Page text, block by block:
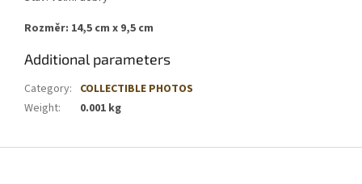
Rozměr: 14,5 cm x 9,5 cm
Additional parameters
Category: COLLECTIBLE PHOTOS
Weight: 0.001 kg